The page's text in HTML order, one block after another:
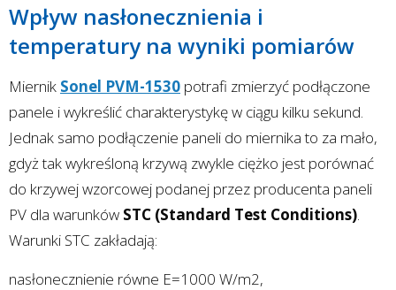
Wpływ nasłonecznienia i
temperatury na wyniki pomiarów
Miernik Sonel PVM-1530 potrafi zmierzyć podłączone
panele i wykreślić charakterystykę w ciągu kilku sekund.
Jednak samo podłączenie paneli do miernika to za mało,
gdyż tak wykreśloną krzywą zwykle ciężko jest porównać
do krzywej wzorcowej podanej przez producenta paneli
PV dla warunków STC (Standard Test Conditions).
Warunki STC zakładają:
nasłonecznienie równe E=1000 W/m2,